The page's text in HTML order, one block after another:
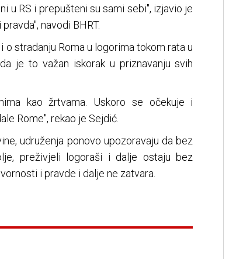
u RS i prepušteni su sami sebi", izjavio je
navodi BHRT.
stradanju Roma u logorima tokom rata u
je to važan iskorak u priznavanju svih
kao žrtvama. Uskoro se očekuje i
Rome", rekao je Sejdić.
udruženja ponovo upozoravaju da bez
preživjeli logoraši i dalje ostaju bez
i pravde i dalje ne zatvara.